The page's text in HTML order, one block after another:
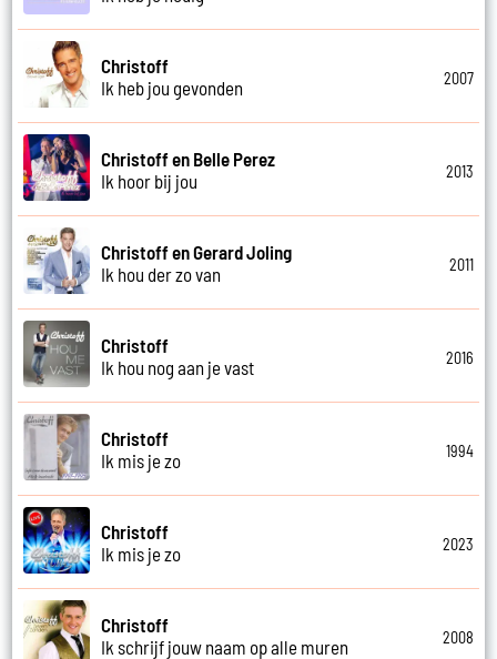
Christoff
Ik heb jou gevonden
2007
Christoff en Belle Perez
Ik hoor bij jou
2013
Christoff en Gerard Joling
Ik hou der zo van
2011
Christoff
Ik hou nog aan je vast
2016
Christoff
Ik mis je zo
1994
Christoff
Ik mis je zo
2023
Christoff
Ik schrijf jouw naam op alle muren
2008